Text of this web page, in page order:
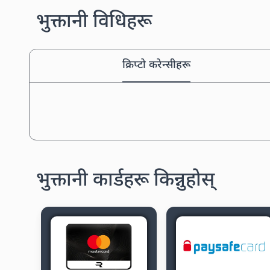
भुक्तानी विधिहरू
क्रिप्टो करेन्सीहरू
भुक्तानी कार्डहरू किन्नुहोस्